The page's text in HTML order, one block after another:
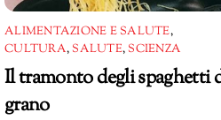
ALIMENTAZIONE E SALUTE,
CULTURA,SALUTE,SCIENZA
Il tramonto degli spaghetti
grano